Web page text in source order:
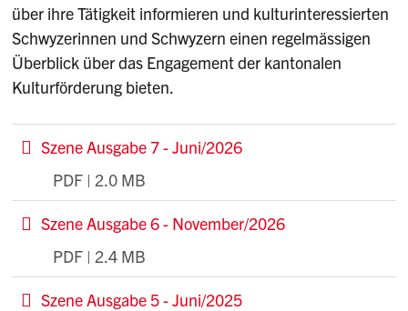
über ihre Tätigkeit informieren und kulturinteressierten
Schwyzerinnen und Schwyzern einen regelmässigen
Überblick über das Engagement der kantonalen
Kulturförderung bieten.
Szene Ausgabe 7 - Juni/2026
PDF | 2.0 MB
Szene Ausgabe 6 - November/2026
PDF | 2.4 MB
Szene Ausgabe 5 - Juni/2025